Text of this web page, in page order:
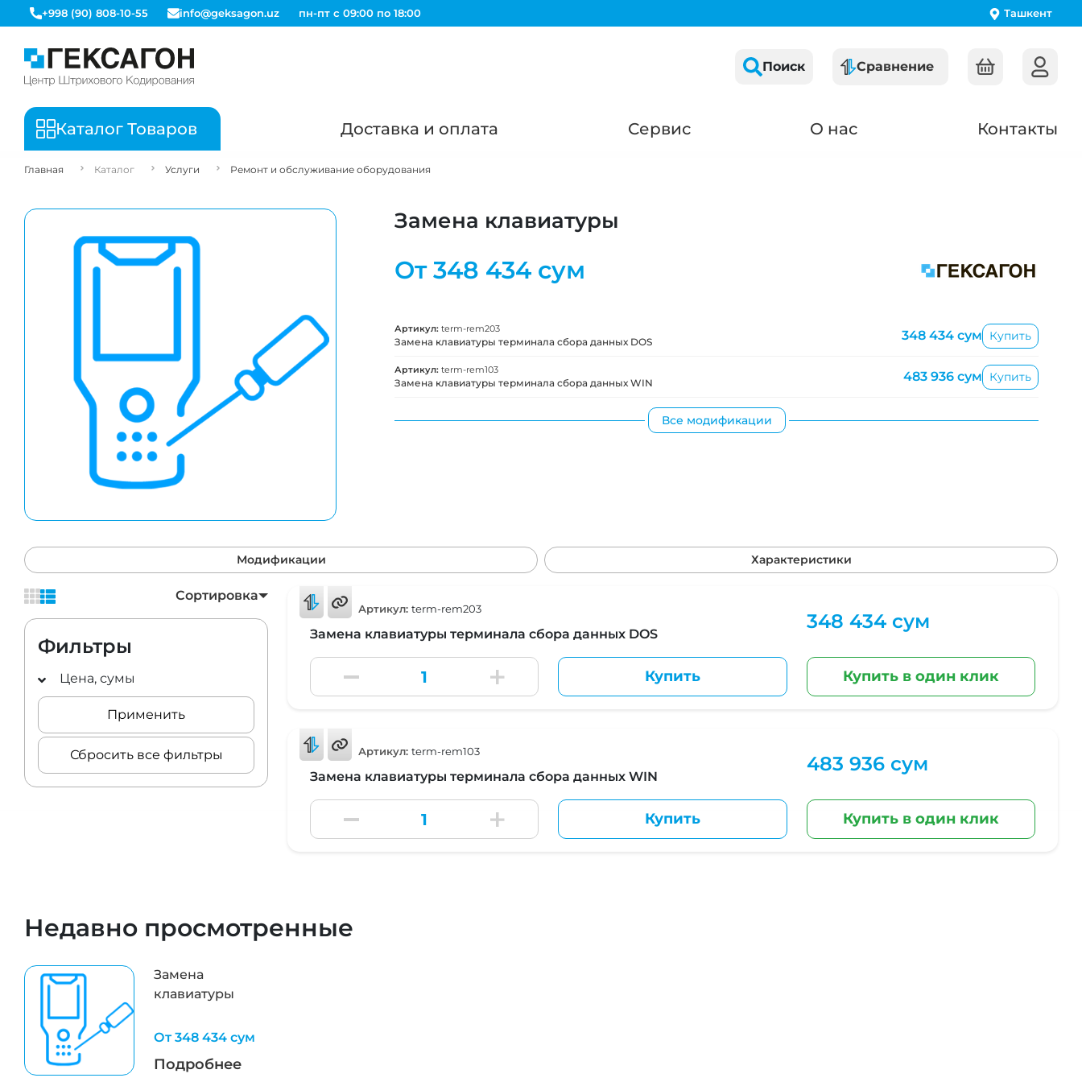
+998 (90) 808-10-55 info@geksagon.uz пн-пт с 09:00 по 18:00 Ташкент
Поиск Сравнение
Каталог Товаров Доставка и оплата Сервис О нас Контакты
Главная Каталог Услуги Ремонт и обслуживание оборудования
Замена клавиатуры
От348 434 сум
Артикул: term-rem203
Замена клавиатуры терминала сбора данных DOS 348 434 сум Купить
Артикул: term-rem103
Замена клавиатуры терминала сбора данных WIN 483 936 сум Купить
Все модификации
Модификации Характеристики
Сортировка
Фильтры
Цена, сумы
Применить
Сбросить все фильтры
Артикул: term-rem203
Замена клавиатуры терминала сбора данных DOS
348 434 сум
Купить Купить в один клик
Артикул: term-rem103
Замена клавиатуры терминала сбора данных WIN
483 936 сум
Купить Купить в один клик
Недавно просмотренные
Замена
клавиатуры
От 348 434 сум
Подробнее